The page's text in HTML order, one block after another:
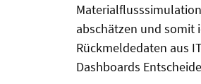
abschätzen und somit
Rückmeldedaten aus
Dashboards